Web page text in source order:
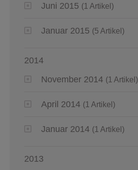
Juni 2015 (1 Artikel)
Januar 2015 (5 Artikel)
2014
November 2014 (1 Artikel)
April 2014 (1 Artikel)
Januar 2014 (1 Artikel)
2013